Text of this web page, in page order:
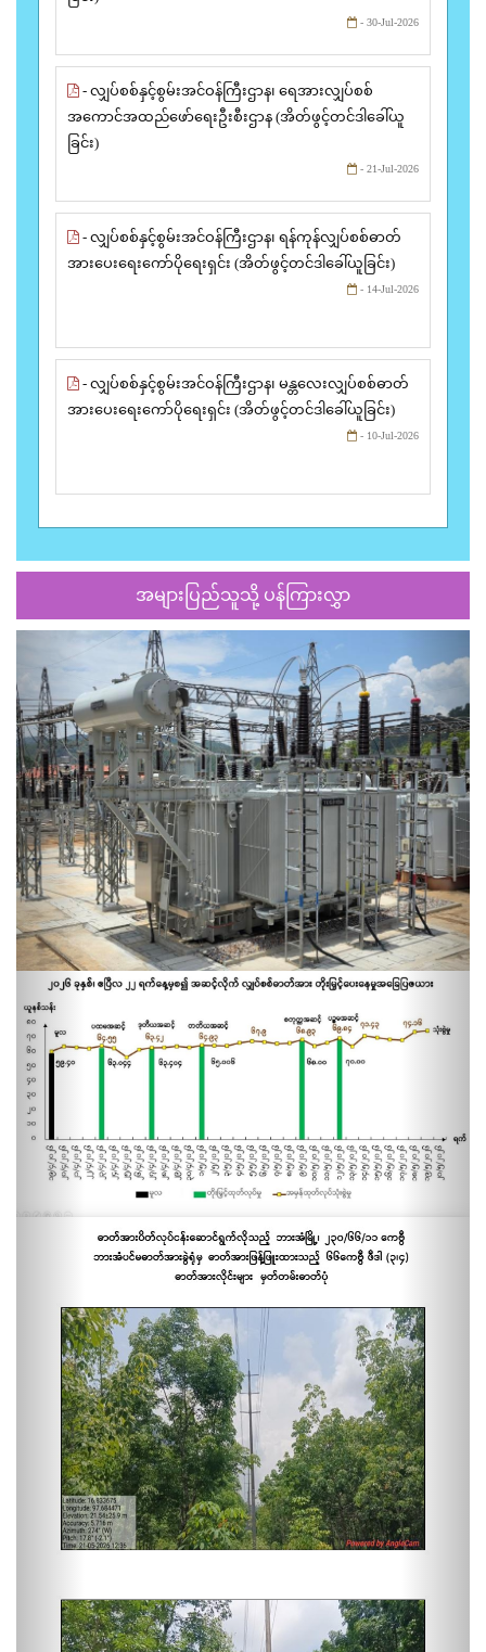
- 30-Jul-2026
- လျှပ်စစ်နှင့်စွမ်းအင်ဝန်ကြီးဌာန၊ ရေအားလျှပ်စစ်
အကောင်အထည်ဖော်ရေးဦးစီးဌာန (အိတ်ဖွင့်တင်ဒါခေါ်ယူ
ခြင်း)
- 21-Jul-2026
- လျှပ်စစ်နှင့်စွမ်းအင်ဝန်ကြီးဌာန၊ ရန်ကုန်လျှပ်စစ်ဓာတ်
အားပေးရေးကော်ပိုရေးရှင်း (အိတ်ဖွင့်တင်ဒါခေါ်ယူခြင်း)
- 14-Jul-2026
- လျှပ်စစ်နှင့်စွမ်းအင်ဝန်ကြီးဌာန၊ မန္တလေးလျှပ်စစ်ဓာတ်
အားပေးရေးကော်ပိုရေးရှင်း (အိတ်ဖွင့်တင်ဒါခေါ်ယူခြင်း)
- 10-Jul-2026
အများပြည်သူသို့ ပန်ကြားလွှာ
Previous